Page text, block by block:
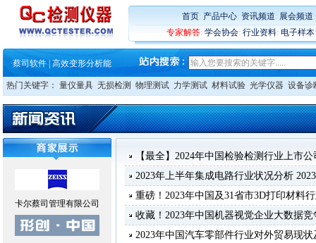
首页: 产品中心: 资讯频道: 展会频道
专家解答: 学会协会: 行业资料: 电子样本
铸就AI服务器质量动脉 – 高
ZEISS BOSELLO ADR 让内部缺
蔡司和亿纬锂能达成战略合作
·大牌云集 买家升级 ——26
·蔡司软件 | 高效变形分析能
·铸就AI服务器质量动脉 – 高
·铸就AI服务器质量动脉 – 高
·蔡司和亿纬锂能达成战略合作
·大牌云集 买家升级 ——26
热门关键字： 量仪量具 无损检测 物理测试 力学测试 材料试验 光学仪器 设备诊
卡尔蔡司管理有限公司
【最全】2024年中国检验检测行业上市
2023年上半年集成电路行业状况分析
重磅！2023年中国及31省市3D打印材料
收藏！2023年中国机器视觉企业大数据
2023年中国汽车零部件行业对外贸易现